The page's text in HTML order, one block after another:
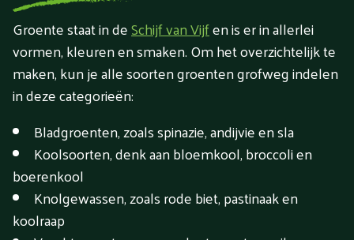
Groente staat in deSchijf van Vijfen is er in allerlei
vormen, kleuren en smaken. Om het overzichtelijk te
maken, kun je alle soorten groenten grofweg indelen
in deze categorieën:
Bladgroenten, zoals spinazie, andijvie en sla
Koolsoorten, denk aan bloemkool, broccoli en
boerenkool
Knolgewassen, zoals rode biet, pastinaak en
koolraap